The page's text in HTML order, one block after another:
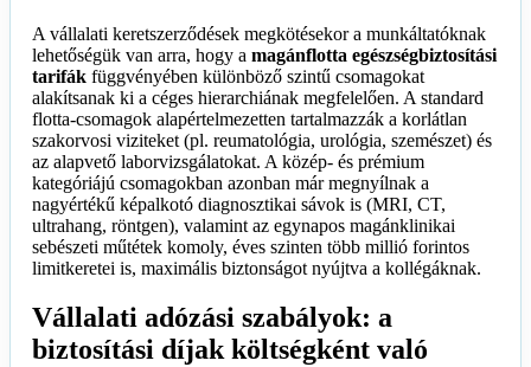
A vállalati keretszerződések megkötésekor a munkáltatóknak
lehetőségük van arra, hogy a magánflotta egészségbiztosítási
tarifák függvényében különböző szintű csomagokat
alakítsanak ki a céges hierarchiának megfelelően. A standard
flotta-csomagok alapértelmezetten tartalmazzák a korlátlan
szakorvosi viziteket (pl. reumatológia, urológia, szemészet) és
az alapvető laborvizsgálatokat. A közép- és prémium
kategóriájú csomagokban azonban már megnyílnak a
nagyértékű képalkotó diagnosztikai sávok is (MRI, CT,
ultrahang, röntgen), valamint az egynapos magánklinikai
sebészeti műtétek komoly, éves szinten több millió forintos
limitkeretei is, maximális biztonságot nyújtva a kollégáknak.
Vállalati adózási szabályok: a
biztosítási díjak költségként való